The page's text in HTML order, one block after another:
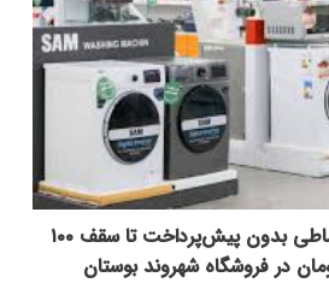
خرید اقساطی بدون پیش‌پرداخت تا سقف ۱۰۰
در فروشگاه شهروند بوستان